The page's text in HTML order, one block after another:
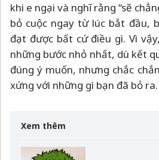
khi e ngại và nghĩ rằng “sẽ
bỏ cuộc ngay từ lúc bắt đầu,
đạt được bất cứ điều gì. Vì
những bước nhỏ nhất, dù kết
đúng ý muốn, nhưng chắc
xứng với những gì bạn đã bỏ ra.
Xem thêm